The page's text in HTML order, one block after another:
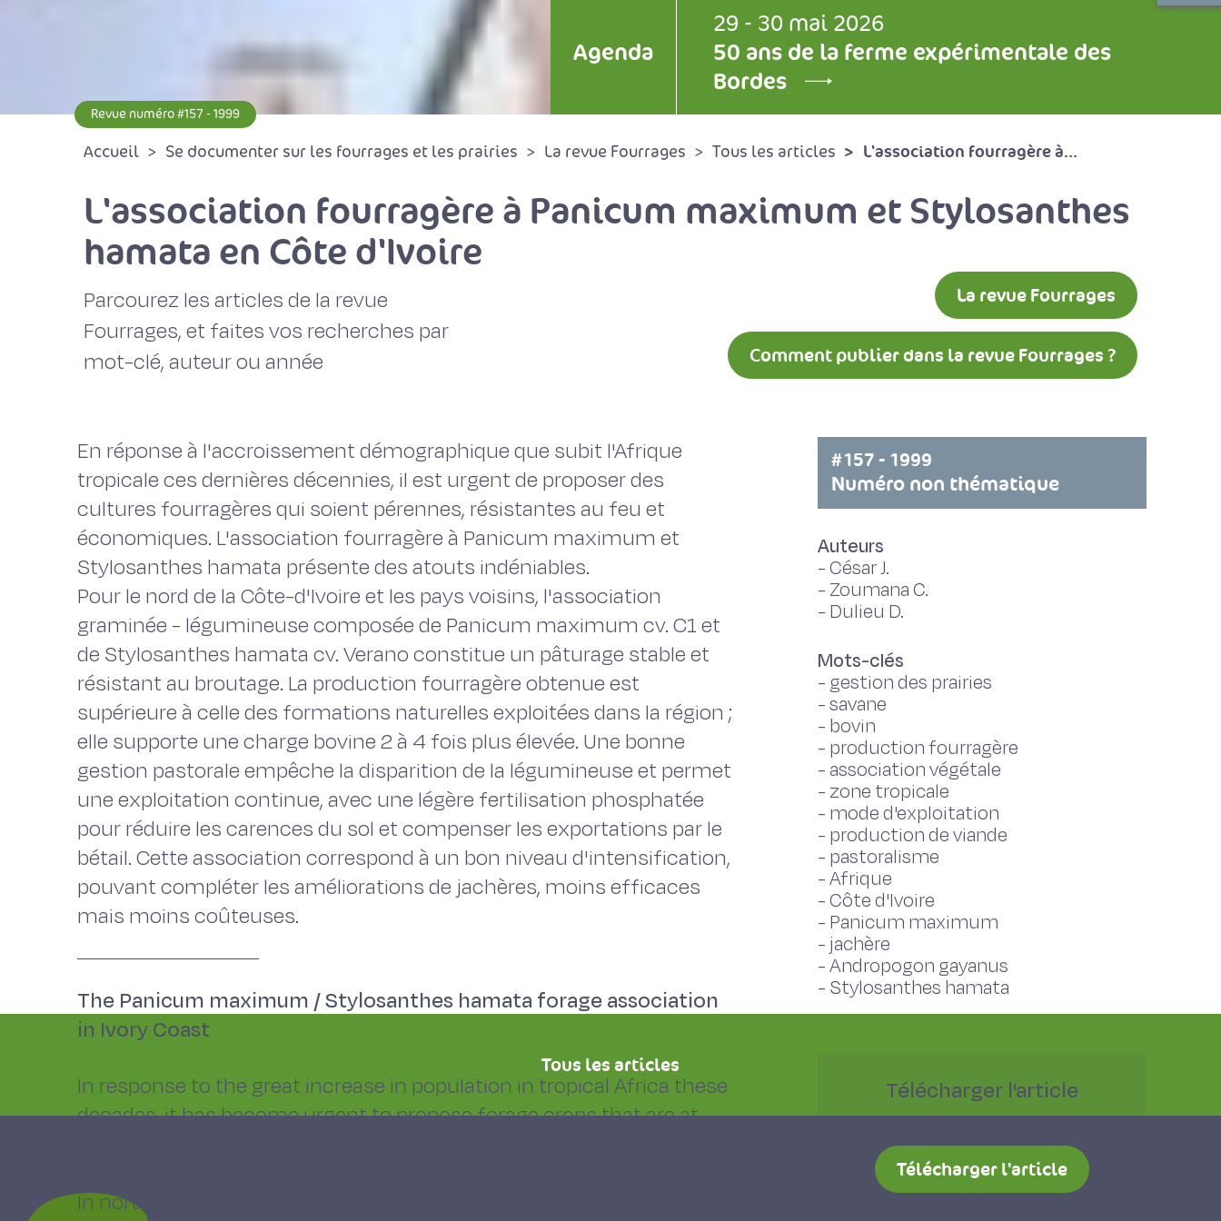
Agenda
29 - 30 mai 2026
50 ans de la ferme expérimentale des
Bordes
Revue numéro #157 - 1999
Accueil Se documenter sur les fourrages et les prairies La revue Fourrages Tous les articles L'association fourragère à...
L'association fourragère à Panicum maximum et Stylosanthes
hamata en Côte d'Ivoire
Parcourez les articles de la revue
Fourrages, et faites vos recherches par
mot-clé, auteur ou année
La revue Fourrages
Comment publier dans la revue Fourrages ?
En réponse à l'accroissement démographique que subit l'Afrique
tropicale ces dernières décennies, il est urgent de proposer des
cultures fourragères qui soient pérennes, résistantes au feu et
économiques. L'association fourragère à Panicum maximum et
Stylosanthes hamata présente des atouts indéniables.
Pour le nord de la Côte-d'Ivoire et les pays voisins, l'association
graminée - légumineuse composée de Panicum maximum cv. C1 et
de Stylosanthes hamata cv. Verano constitue un pâturage stable et
résistant au broutage. La production fourragère obtenue est
supérieure à celle des formations naturelles exploitées dans la région ;
elle supporte une charge bovine 2 à 4 fois plus élevée. Une bonne
gestion pastorale empêche la disparition de la légumineuse et permet
une exploitation continue, avec une légère fertilisation phosphatée
pour réduire les carences du sol et compenser les exportations par le
bétail. Cette association correspond à un bon niveau d'intensification,
pouvant compléter les améliorations de jachères, moins efficaces
mais moins coûteuses.
The Panicum maximum / Stylosanthes hamata forage association
in Ivory Coast
In response to the great increase in population in tropical Africa these
decades, it has become urgent to propose forage crops that are at
In northern Ivory Coast and the neighbouring countries, the grass-
#157 - 1999
Numéro non thématique
Auteurs
-César J.
- Zoumana C.
- Dulieu D.
Mots-clés
- gestion des prairies
-savane
- bovin
- production fourragère
- association végétale
- zone tropicale
- mode d'exploitation
- production de viande
- pastoralisme
-Afrique
-Côte d'Ivoire
- Panicum maximum
- jachère
-Andropogon gayanus
- Stylosanthes hamata
Télécharger l'article
Télécharger l'article
Tous les articles